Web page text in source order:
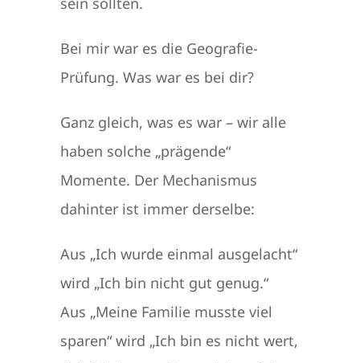
Bei mir war es die Geografie-
Prüfung. Was war es bei dir?
Ganz gleich, was es war – wir alle
haben solche „prägende“
Momente. Der Mechanismus
dahinter ist immer derselbe:
Aus „Ich wurde einmal ausgelacht“
wird „Ich bin nicht gut genug.“
Aus „Meine Familie musste viel
sparen“ wird „Ich bin es nicht wert,